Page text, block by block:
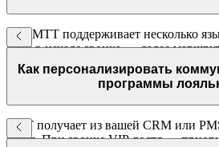
IVR МТТ поддерживает несколько
язык в начале звонка — далее
оператора, владеющего этим языком,
сценарием.
Как персонализировать
программы
МТТ получает из вашей CRM или
гостя. При звонке VIP-гостя —